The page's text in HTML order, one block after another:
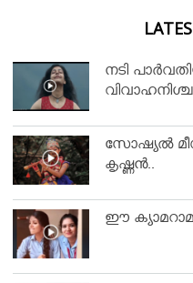
നടി
സോഷ്യൽ
കൃഷ്ണൻ..
ഈ